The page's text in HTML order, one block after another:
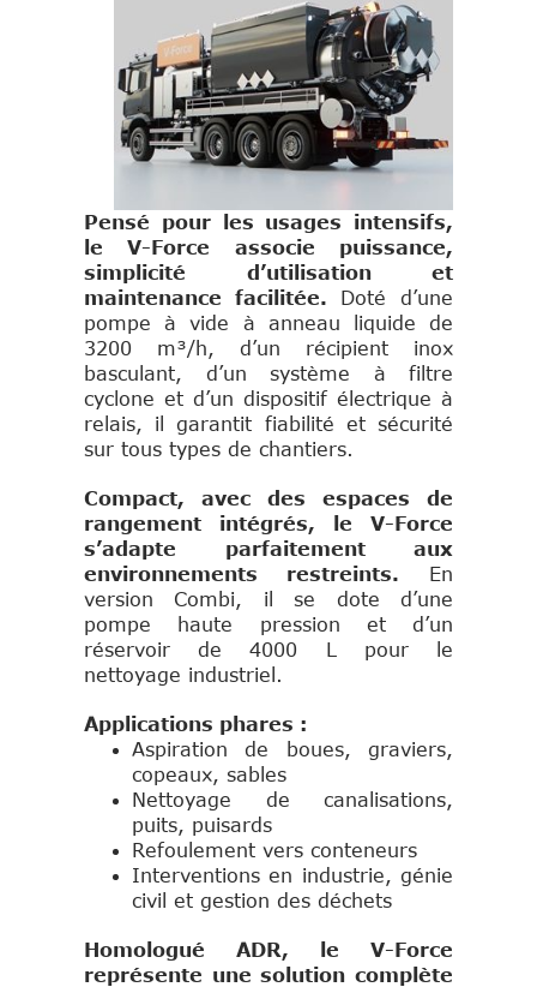
Pensé pour les usages intensifs,
le V-Force associe puissance,
simplicité d’utilisation et
maintenance facilitée. Doté d’une
pompe à vide à anneau liquide de
3200 m³/h, d’un récipient inox
basculant, d’un système à filtre
cyclone et d’un dispositif électrique à
relais, il garantit fiabilité et sécurité
sur tous types de chantiers.
Compact, avec des espaces de
rangement intégrés, le V-Force
s’adapte parfaitement aux
environnements restreints. En
version Combi, il se dote d’une
pompe haute pression et d’un
réservoir de 4000 L pour le
nettoyage industriel.
Applications phares :
Aspiration de boues, graviers,
copeaux, sables
Nettoyage de canalisations,
puits, puisards
Refoulement vers conteneurs
Interventions en industrie, génie
civil et gestion des déchets
Homologué ADR, le V-Force
représente une solution complète